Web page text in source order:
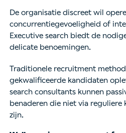
De organisatie discreet wil
concurrentiegevoeligheid of
Executive search biedt de
delicate benoemingen.
Traditionele recruitment
gekwalificeerde kandidaten
search consultants kunnen
benaderen die niet via reguliere
zijn.